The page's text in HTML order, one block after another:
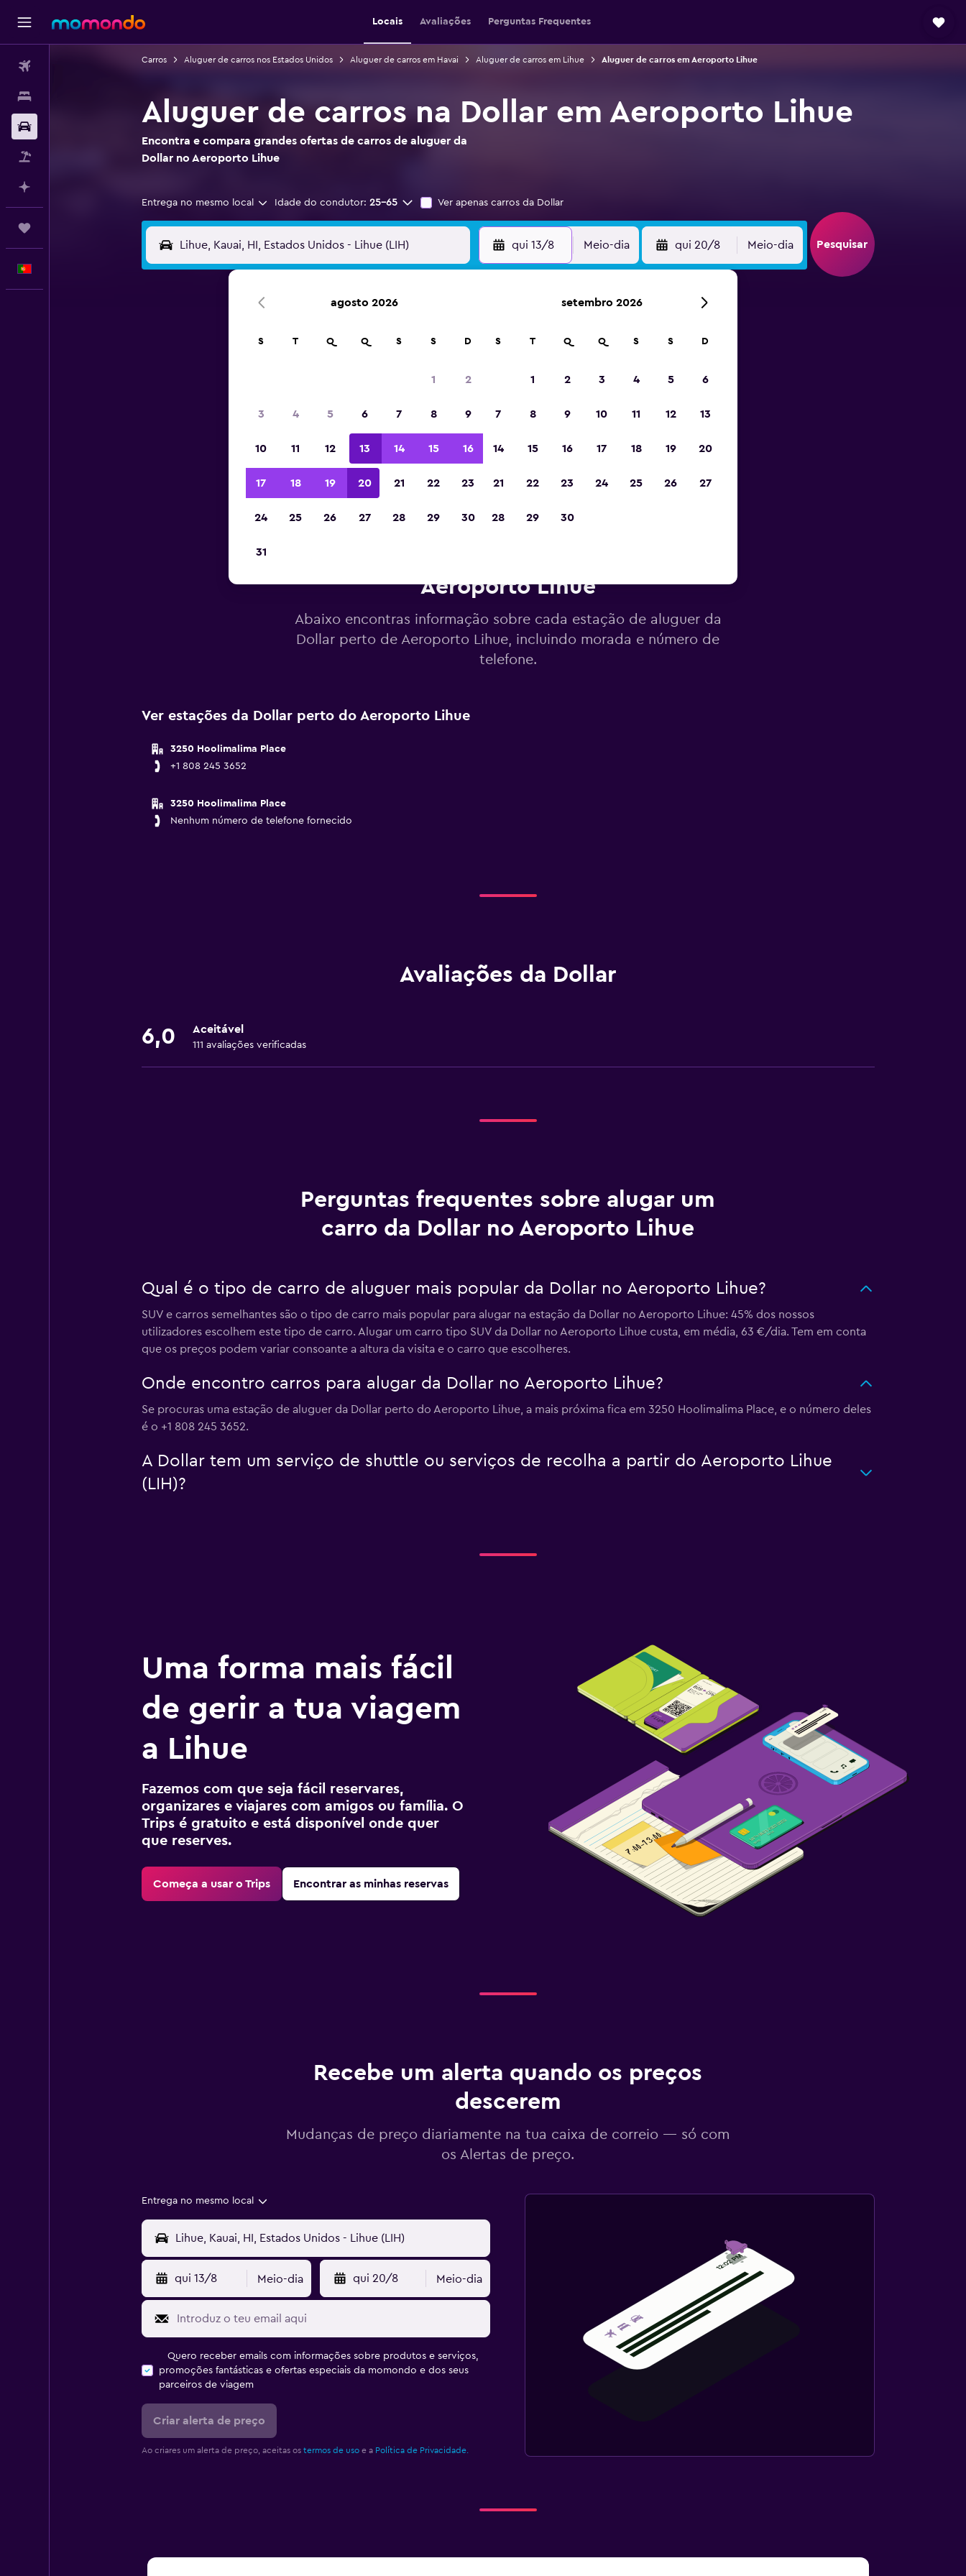
Locais Avaliações Perguntas Frequentes
Carros Aluguer de carros nos Estados Unidos Aluguer de carros em Havai Aluguer de carros em Lihue Aluguer de carros em Aeroporto Lihue
Aluguer de carros na Dollar em Aeroporto Lihue
Encontra e compara grandes ofertas de carros de aluguer da
Dollar no Aeroporto Lihue
Entrega no mesmo local Idade do condutor: 25-65 Ver apenas carros da Dollar
qui 13/8 Meio-dia qui 20/8 Meio-dia Pesquisar
de 2023
Aeroporto Lihue
Abaixo encontras informação sobre cada estação de aluguer da
Dollar perto de Aeroporto Lihue, incluindo morada e número de
telefone.
Ver estações da Dollar perto do Aeroporto Lihue
3250 Hoolimalima Place
+1 808 245 3652
3250 Hoolimalima Place
Nenhum número de telefone fornecido
Avaliações da Dollar
6,0 Aceitável
111 avaliações verificadas
Perguntas frequentes sobre alugar um
carro da Dollar no Aeroporto Lihue
Qual é o tipo de carro de aluguer mais popular da Dollar no Aeroporto Lihue?
SUV e carros semelhantes são o tipo de carro mais popular para alugar na estação da Dollar no Aeroporto Lihue: 45% dos nossos
utilizadores escolhem este tipo de carro. Alugar um carro tipo SUV da Dollar no Aeroporto Lihue custa, em média, 63 €/dia. Tem em conta
que os preços podem variar consoante a altura da visita e o carro que escolheres.
Onde encontro carros para alugar da Dollar no Aeroporto Lihue?
Se procuras uma estação de aluguer da Dollar perto do Aeroporto Lihue, a mais próxima fica em 3250 Hoolimalima Place, e o número deles
é o +1 808 245 3652.
A Dollar tem um serviço de shuttle ou serviços de recolha a partir do Aeroporto Lihue
(LIH)?
Uma forma mais fácil
de gerir a tua viagem
a Lihue
Fazemos com que seja fácil reservares,
organizares e viajares com amigos ou família. O
Trips é gratuito e está disponível onde quer
que reserves.
Começa a usar o Trips Encontrar as minhas reservas
Recebe um alerta quando os preços
descerem
Mudanças de preço diariamente na tua caixa de correio — só com
os Alertas de preço.
Entrega no mesmo local
qui 13/8 Meio-dia qui 20/8 Meio-dia
Quero receber emails com informações sobre produtos e serviços,
promoções fantásticas e ofertas especiais da momondo e dos seus
parceiros de viagem
Criar alerta de preço
Ao criares um alerta de preço, aceitas os termos de usoe a Política de Privacidade.
agosto 2026
S T Q Q S S D
1 2
3 4 5 6 7 8 9
10 11 12 13 14 15 16
17 18 19 20 21 22 23
24 25 26 27 28 29 30
31
setembro 2026
S T Q Q S S D
1 2 3 4 5 6
7 8 9 10 11 12 13
14 15 16 17 18 19 20
21 22 23 24 25 26 27
28 29 30